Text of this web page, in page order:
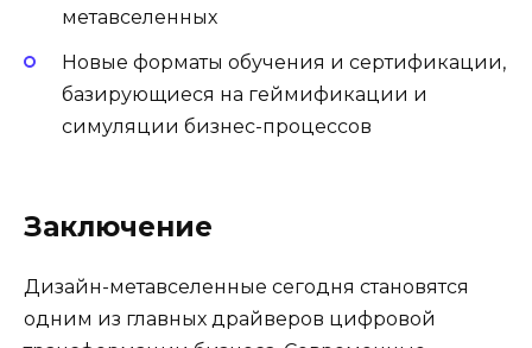
метавселенных
Новые форматы обучения и сертификации,
базирующиеся на геймификации и
симуляции бизнес-процессов
Заключение
Дизайн-метавселенные сегодня становятся
одним из главных драйверов цифровой